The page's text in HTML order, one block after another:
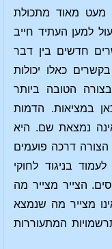
מעט מאוד מתכולת
למען העתיד חייב
חדשים בין דבר
כאלו יכולות
הטובה ביותר
במציאות. הדמות
נמצאת שם. היא
דרכה פועמים
בניגוד לחוקי
הצייר מצייר מה
מצייר מה שנמצא
המתעוררות